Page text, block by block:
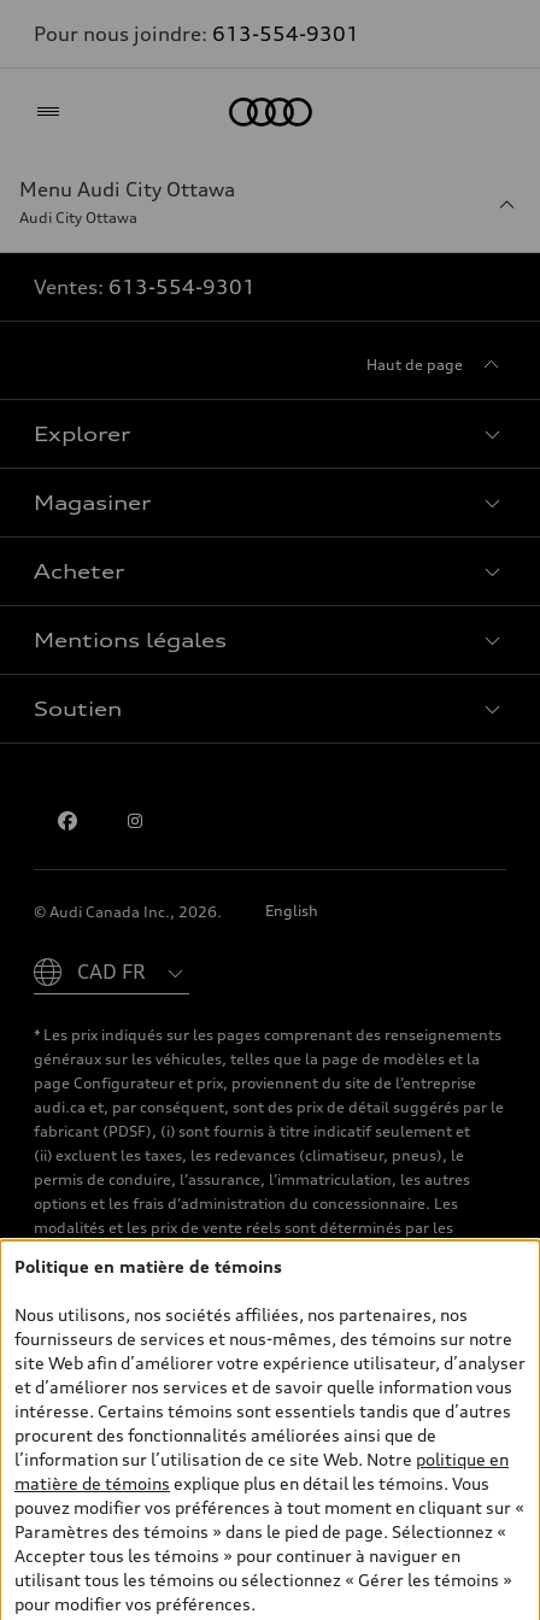
Pour nous joindre: 613-554-9301
Menu Audi City Ottawa
Audi City Ottawa
Ventes: 613-554-9301
Haut de page
Explorer
Voir tous les modèles
Magasiner
Offres spéciales
Acheter
Réserver un essai routier
Mentions légales
Confidentialité
Soutien
© Audi Canada Inc., 2026.
English
* Les prix indiqués sur les pages comprenant des renseignements
généraux sur les véhicules, telles que la page de modèles et la
page Configurateur et prix, proviennent du site de l’entreprise
audi.ca et, par conséquent, sont des prix de détail suggérés par le
fabricant (PDSF), (i) sont fournis à titre indicatif seulement et
(ii) excluent les taxes, les redevances (climatiseur, pneus), le
permis de conduire, l’assurance, l’immatriculation, les autres
options et les frais d’administration du concessionnaire. Les
modalités et les prix de vente réels sont déterminés par les
véhicules neufs et d’occasion sont les prix de vente établis par les
de transport et d’inspection de prélivraison, les taxes
environnementales (pour les véhicules neufs) et les frais
d’administration des concessionnaires. Toutefois, les taxes de
vente sont exclues. Veuillez noter que les prix de l’estimateur de
versements sont des PDSF s’il a été consulté au moyen de l’onglet
Configurateur et prix (à titre indicatif). Toutefois, s’il a été
consulté à partir des pages de recherche de véhicules neufs et
d’occasion, les prix indiqués sont des prix de vente (prix de vente
réels). Sur les pages de renseignements généraux sur les
véhicules, les modèles sont montrés à titre indicatif seulement,
avec des caractéristiques qui peuvent ne pas être offertes sur les
modèles canadiens. Malgré les efforts déployés pour assurer
l’exactitude de ces renseignements, des erreurs peuvent survenir
Politique en matière de témoins
Nous utilisons, nos sociétés affiliées, nos partenaires, nos
fournisseurs de services et nous-mêmes, des témoins sur notre
site Web afin d’améliorer votre expérience utilisateur, d’analyser
et d’améliorer nos services et de savoir quelle information vous
intéresse. Certains témoins sont essentiels tandis que d’autres
procurent des fonctionnalités améliorées ainsi que de
l’information sur l’utilisation de ce site Web. Notre politique en
matière de témoins explique plus en détail les témoins. Vous
pouvez modifier vos préférences à tout moment en cliquant sur «
Paramètres des témoins » dans le pied de page. Sélectionnez «
Accepter tous les témoins » pour continuer à naviguer en
utilisant tous les témoins ou sélectionnez « Gérer les témoins »
pour modifier vos préférences.